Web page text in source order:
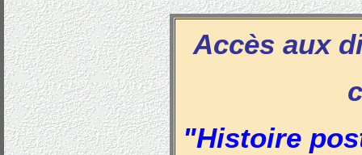
Accès aux
"Histoire